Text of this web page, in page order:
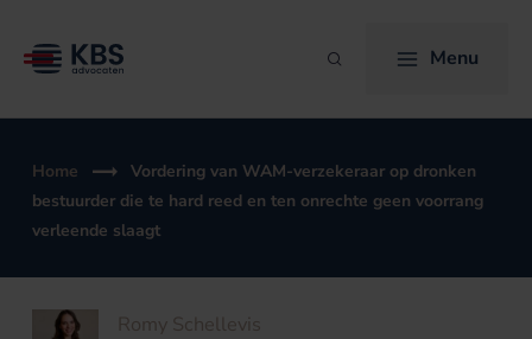
naar
Zoeken Menu
Home
Vordering van WAM-verzekeraar op dronken
bestuurder die te hard reed en ten onrechte geen voorrang
verleende slaagt
Romy Schellevis